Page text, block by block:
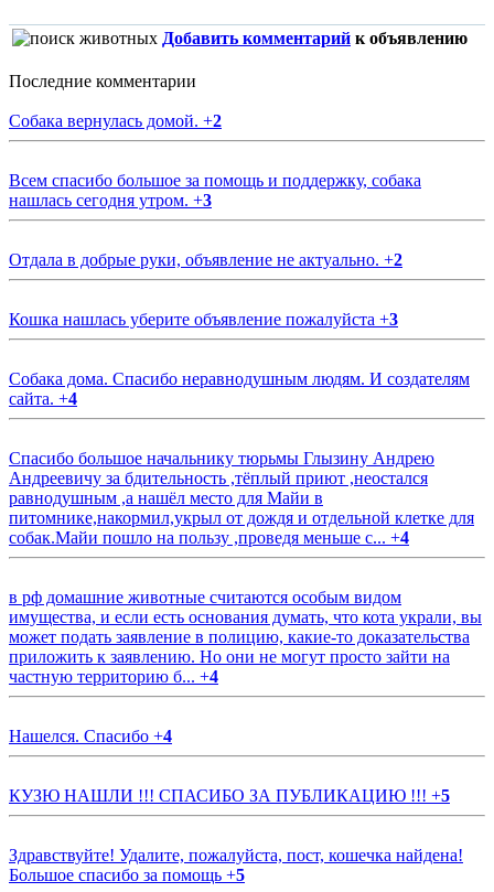
Добавить комментарий к объявлению
Последние комментарии
Собака вернулась домой. +2
Всем спасибо большое за помощь и поддержку, собака
нашлась сегодня утром. +3
Отдала в добрые руки, объявление не актуально. +2
Кошка нашлась уберите объявление пожалуйста +3
Собака дома. Спасибо неравнодушным людям. И создателям
сайта. +4
Спасибо большое начальнику тюрьмы Глызину Андрею
Андреевичу за бдительность ,тёплый приют ,неостался
равнодушным ,а нашёл место для Майи в
питомнике,накормил,укрыл от дождя и отдельной клетке для
собак.Майи пошло на пользу ,проведя меньше с... +4
в рф домашние животные считаются особым видом
имущества, и если есть основания думать, что кота украли, вы
может подать заявление в полицию, какие-то доказательства
приложить к заявлению. Но они не могут просто зайти на
частную территорию б... +4
Нашелся. Спасибо +4
КУЗЮ НАШЛИ !!! СПАСИБО ЗА ПУБЛИКАЦИЮ !!! +5
Здравствуйте! Удалите, пожалуйста, пост, кошечка найдена!
Большое спасибо за помощь +5